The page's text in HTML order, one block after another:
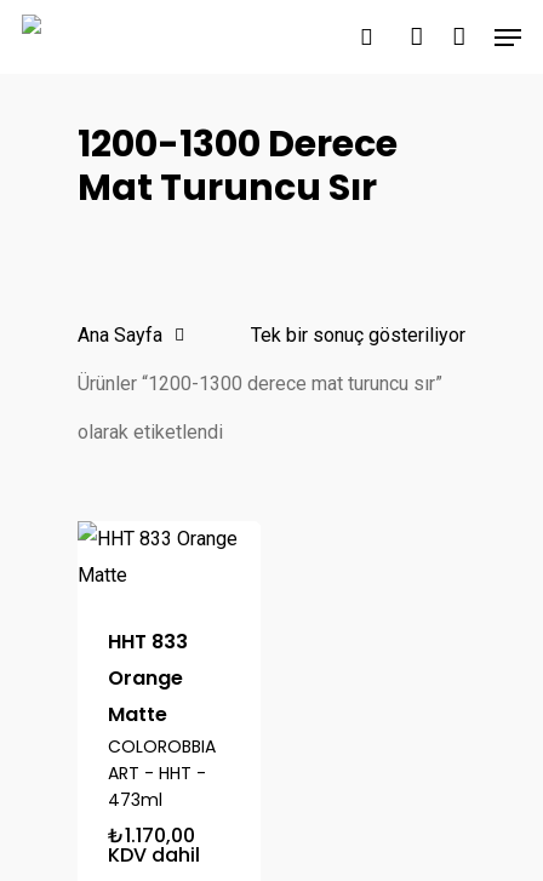
Skip
1200-1300 Derece
Mat Turuncu Sır
Tek bir sonuç gösteriliyor
Ana Sayfa
Ürünler “1200-1300 derece mat turuncu sır”
olarak etiketlendi
HHT 833
Orange
Matte
COLOROBBIA
ART - HHT -
473ml
₺1.170,00
KDV dahil